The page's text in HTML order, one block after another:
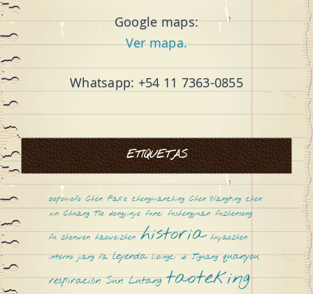
Google maps:
Ver mapa.
Whatsapp: +54 11 7363-0855
ETIQUETAS
bopomofo Chen Fake chengmanching Chen Wangting chen
xin Chuang Tsé dongyinjie funei fushengyuan fuzhensong
fu zhonwen haoweizhen historia huyaozhen
interno jiang fa leyenda libingci Qi Jiguang quanyou
respiración Sun Lutang taoteking